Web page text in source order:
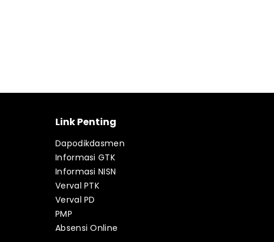
Link Penting
Dapodikdasmen
Informasi GTK
Informasi NISN
Verval PTK
Verval PD
PMP
Absensi Online